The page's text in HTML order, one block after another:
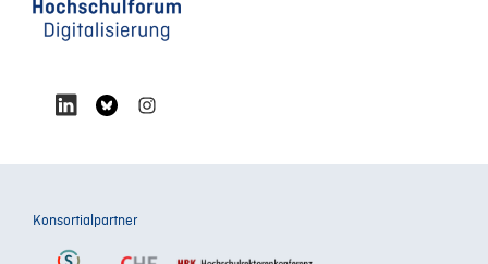
Konsortialpartner